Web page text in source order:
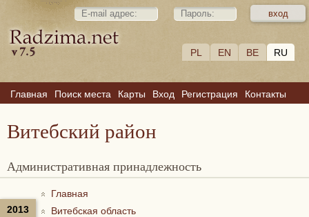
PL EN BE RU
Главная Поиск места Карты Вход Регистрация Контакты
Витебский район
Административная принадлежность
2013
Главная
Витебская область